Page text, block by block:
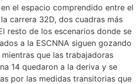
el espacio comprendido entre el
carrera 32D, dos cuadras más
resto de los escenarios donde se
a la ESCNNA siguen gozando
que las trabajadoras
14 quedaron a la deriva y se
por las medidas transitorias que